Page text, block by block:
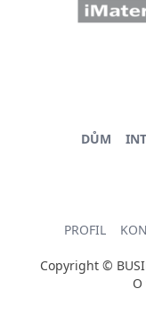
DŮM
PROFIL
Copyright ©